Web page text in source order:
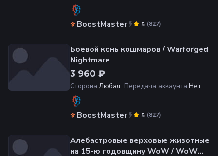
BoostMaster (827)
5
Боевой конь кошмаров / Warforged
Nightmare
3 960 ₽
Сторона:Любая Передача аккаунта:Нет
BoostMaster (827)
5
Алебастровые верховые животные
на 15-ю годовщину WoW / WoW